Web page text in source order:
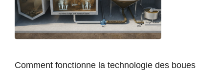
Comment fonctionne la technologie des boues